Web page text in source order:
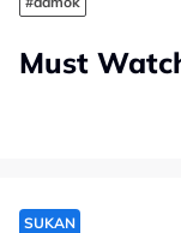
Must
SUKAN